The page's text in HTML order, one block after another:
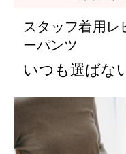
スタッフ着用
ーパンツ
いつも選ばな